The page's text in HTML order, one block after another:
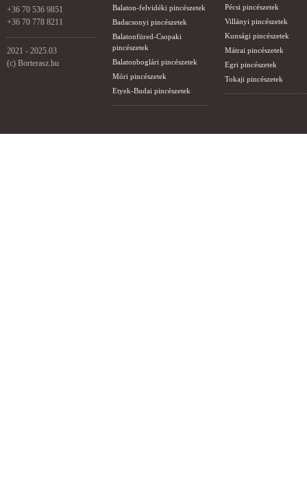
+36 70 536 9851
+36 70 778 8211
2021 - 2025.03
(c) Borterasz.hu
Balaton-felvidéki pincészetek
Badacsonyi pincészetek
Balatonfüred-Csopaki
pincészetek
Balatonboglári pincészetek
Móri pincészetek
Etyek-Budai pincészetek
Pécsi pincészetek
Villányi pincészetek
Kunsági pincészetek
Mátrai pincészetek
Egri pincészetek
Tokaji pincészetek